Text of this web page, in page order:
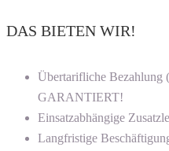
DAS BIETEN WIR!
Übertarifliche Bezahlung
GARANTIERT!
Einsatzabhängige
Langfristige